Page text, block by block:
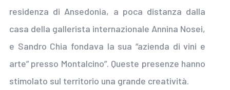
residenza di Ansedonia, a poca distanza dalla
casa della gallerista internazionale Annina Nosei,
e Sandro Chia fondava la sua “azienda di vini e
arte” presso Montalcino”. Queste presenze hanno
stimolato sul territorio una grande creatività.